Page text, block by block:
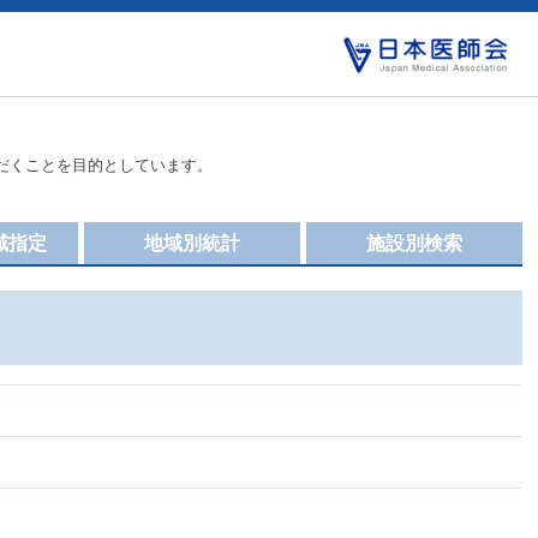
ことを目的としています。
施設別検索
地域別統計
指定